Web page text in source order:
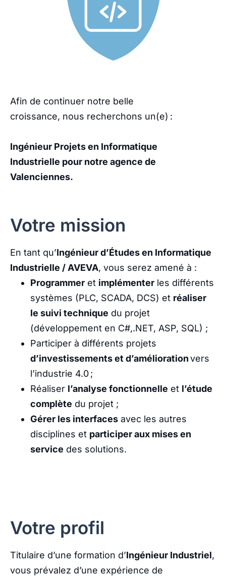
Afin de continuer notre belle
croissance, nous recherchons un(e) :
Ingénieur Projets en Informatique
Industrielle pour notre agence de
Valenciennes.
Votre mission
En tant qu’Ingénieur d’Études en Informatique
Industrielle / AVEVA, vous serez amené à :
Programmer et implémenter les différents
systèmes (PLC, SCADA, DCS) et réaliser
le suivi technique du projet
(développement en C#,.NET, ASP, SQL) ;
Participer à différents projets
d’investissements et d’améliorationvers
l’industrie 4.0 ;
Réaliser l’analyse fonctionnelle et l’étude
complète du projet ;
Gérer les interfaces avec les autres
disciplines et participer aux mises en
service des solutions.
Votre profil
Titulaire d’une formation d’Ingénieur Industriel,
vous prévalez d’une expérience de